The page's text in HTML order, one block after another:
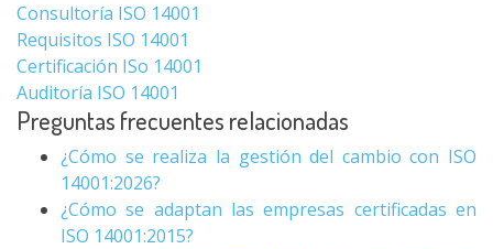
Consultoría ISO 14001
Requisitos ISO 14001
Certificación ISo 14001
Auditoría ISO 14001
Preguntas frecuentes relacionadas
¿Cómo se realiza la gestión del cambio con ISO
14001:2026?
¿Cómo se adaptan las empresas certificadas en
ISO 14001:2015?